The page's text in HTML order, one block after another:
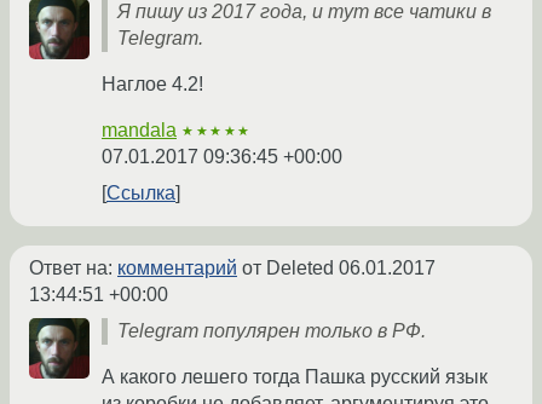
Я пишу из 2017 года, и тут все чатики в
Telegram.
Наглое 4.2!
mandala ★★★★★
07.01.2017 09:36:45 +00:00
Ссылка
Ответ на: комментарий от Deleted 06.01.2017
13:44:51 +00:00
Telegram популярен только в РФ.
А какого лешего тогда Пашка русский язык